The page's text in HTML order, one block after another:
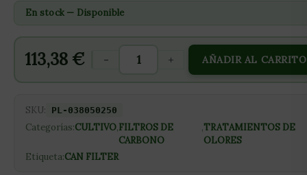
En stock — Disponible
113,38 € - + AÑADIR AL CARRITO
SKU: PL-038050250
Categorías:CULTIVO,FILTROS DE
CARBONO
,TRATAMIENTOS DE
OLORES
Etiqueta:CAN FILTER